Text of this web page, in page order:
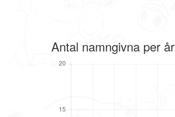
Antal namngivna per år